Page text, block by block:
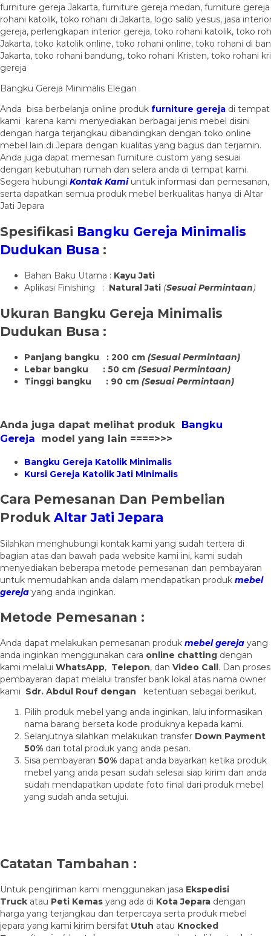
Bangku Gereja Minimalis Elegan
Anda bisa berbelanja online produk furniture gereja di tempat
kami karena kami menyediakan berbagai jenis mebel disini
dengan harga terjangkau dibandingkan dengan toko online
mebel lain di Jepara dengan kualitas yang bagus dan terjamin.
Anda juga dapat memesan furniture custom yang sesuai
dengan kebutuhan rumah dan selera anda di tempat kami.
Segera hubungi Kontak Kamiuntuk informasi dan pemesanan,
serta dapatkan semua produk mebel berkualitas hanya di Altar
Jati Jepara
Spesifikasi Bangku Gereja Minimalis
Dudukan Busa :
Bahan Baku Utama : Kayu Jati
Aplikasi Finishing : Natural Jati (Sesuai Permintaan)
Ukuran Bangku Gereja Minimalis
Dudukan Busa :
Panjang bangku : 200 cm (Sesuai Permintaan)
Lebar bangku : 50 cm (Sesuai Permintaan)
Tinggi bangku : 90 cm (Sesuai Permintaan)
Anda juga dapat melihat produk Bangku
Gereja model yang lain ====>>>
Bangku Gereja Katolik Minimalis
Kursi Gereja Katolik Jati Minimalis
Cara Pemesanan Dan Pembelian
Produk Altar Jati Jepara
Silahkan menghubungi kontak kami yang sudah tertera di
bagian atas dan bawah pada website kami ini, kami sudah
menyediakan beberapa metode pemesanan dan pembayaran
untuk memudahkan anda dalam mendapatkan produk mebel
gereja yang anda inginkan.
Metode Pemesanan :
Anda dapat melakukan pemesanan produk mebel gereja yang
anda inginkan menggunakan cara online chatting dengan
kami melalui WhatsApp, Telepon, dan Video Call . Dan proses
pembayaran dapat melalui transfer bank lokal atas nama owner
kami Sdr. Abdul Rouf dengan
ketentuan sebagai berikut.
Pilih produk mebel yang anda inginkan, lalu informasikan
nama barang berseta kode produknya kepada kami.
Selanjutnya silahkan melakukan transfer Down Payment
50% dari total produk yang anda pesan.
Sisa pembayaran 50% dapat anda bayarkan ketika produk
mebel yang anda pesan sudah selesai siap kirim dan anda
sudah mendapatkan update foto final dari produk mebel
yang sudah anda setujui.
Catatan Tambahan :
Untuk pengiriman kami menggunakan jasa Ekspedisi
Truck atau Peti Kemas yang ada di Kota Jepara dengan
harga yang terjangkau dan terpercaya serta produk mebel
jepara yang kami kirim bersifat Utuh atau Knocked